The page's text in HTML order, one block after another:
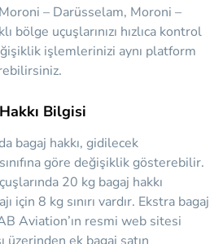
– Darüsselam, Moroni –
bölge uçuşlarınızı hızlıca kontrol
işlemlerinizi aynı platform
Bilgisi
bagaj hakkı, gidilecek
göre değişiklik gösterebilir.
20 kg bagaj hakkı
için 8 kg sınırı vardır. Ekstra bagaj
Aviation’ın resmi web sitesi